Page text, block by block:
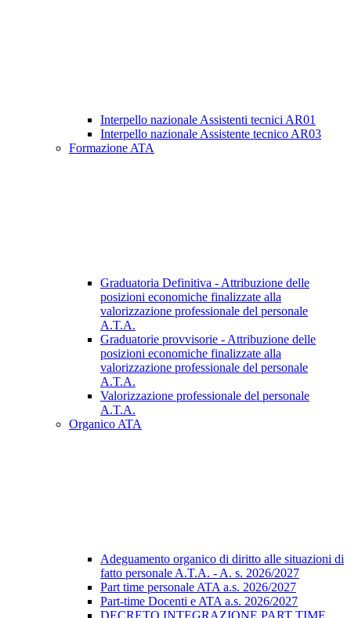
Interpello nazionale Assistenti tecnici AR01
Interpello nazionale Assistente tecnico AR03
Formazione ATA
Graduatoria Definitiva - Attribuzione delle
posizioni economiche finalizzate alla
valorizzazione professionale del personale
A.T.A.
Graduatorie provvisorie - Attribuzione delle
posizioni economiche finalizzate alla
valorizzazione professionale del personale
A.T.A.
Valorizzazione professionale del personale
A.T.A.
Organico ATA
Adeguamento organico di diritto alle situazioni di
fatto personale A.T.A. - A. s. 2026/2027
Part time personale ATA a.s. 2026/2027
Part-time Docenti e ATA a.s. 2026/2027